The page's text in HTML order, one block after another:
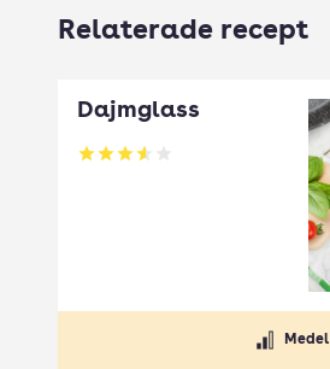
Relaterade recept
Dajmglass
Betyg: 3.59 av 5
Medel